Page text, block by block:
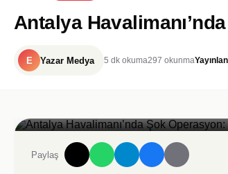
Antalya
E Yazar Medya 5 dk okuma297 okunma
Paylaş